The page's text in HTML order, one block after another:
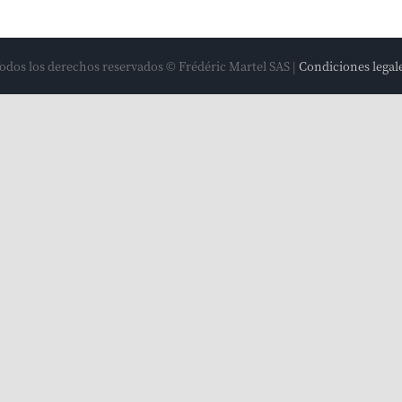
los derechos reservados © Frédéric Martel SAS | Condiciones